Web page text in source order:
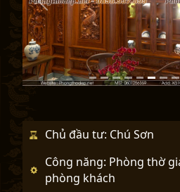
P
r
e
v
i
o
Chủ đầu tư: Chú Sơn
Công năng: Phòng thờ
phòng khách